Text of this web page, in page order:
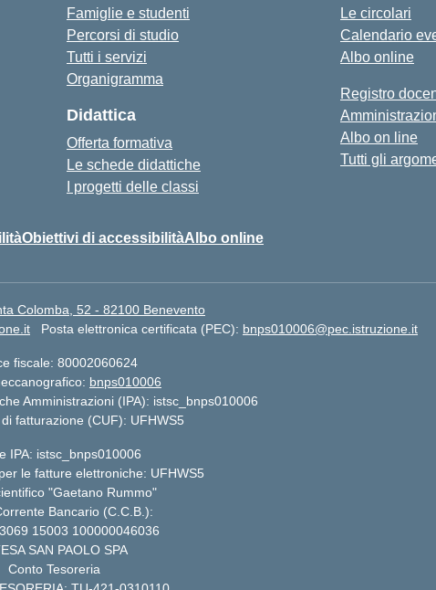
Famiglie e studenti
Percorsi di studio
Tutti i servizi
Organigramma
Didattica
Offerta formativa
Le schede didattiche
I progetti delle classi
Le circolari
Calendario
Albo online
Registro
Albo on line
Tutti gli
Obiettivi di accessibilitàAlbo online
Colomba, 52 - 82100 Benevento
Posta elettronica certificata (PEC): bnps010006@pec.istruzione.it
fiscale: 80002060624
bnps010006
Amministrazioni (IPA): istsc_bnps010006
fatturazione (CUF): UFHWS5
IPA: istsc_bnps010006
le fatture elettroniche: UFHWS5
"Gaetano Rummo"
Bancario (C.C.B.):
15003 100000046036
SAN PAOLO SPA
Conto Tesoreria